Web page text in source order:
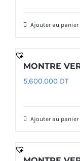
Ajouter au panier
MONTRE
5,600.000 DT
Ajouter au panier